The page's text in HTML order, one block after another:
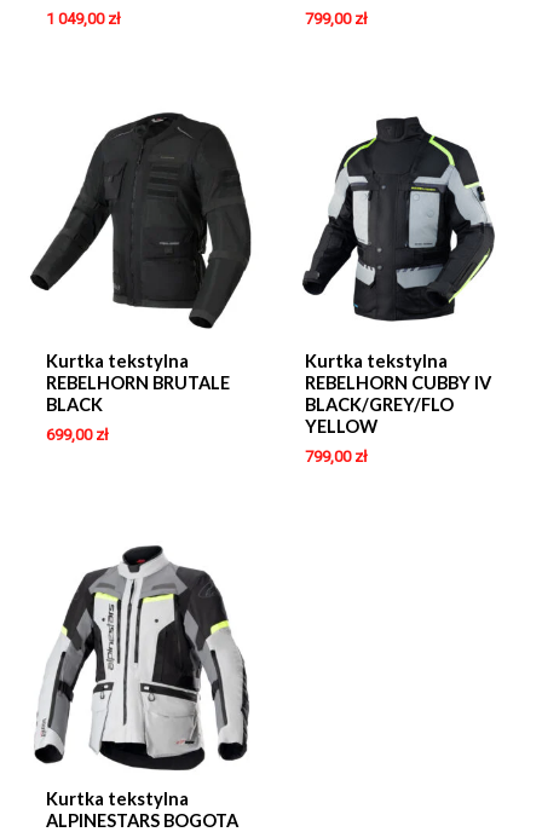
1 049,00 zł 799,00 zł
Kurtka tekstylna
REBELHORN BRUTALE
BLACK
699,00 zł
Kurtka tekstylna
REBELHORN CUBBY IV
BLACK/GREY/FLO
YELLOW
799,00 zł
Kurtka tekstylna
ALPINESTARS BOGOTA